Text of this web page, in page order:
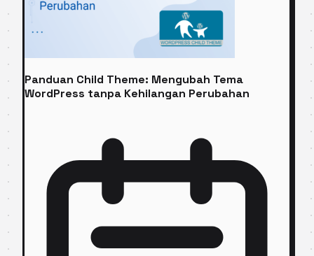
Panduan Child Theme: Mengubah Tema
WordPress tanpa Kehilangan Perubahan